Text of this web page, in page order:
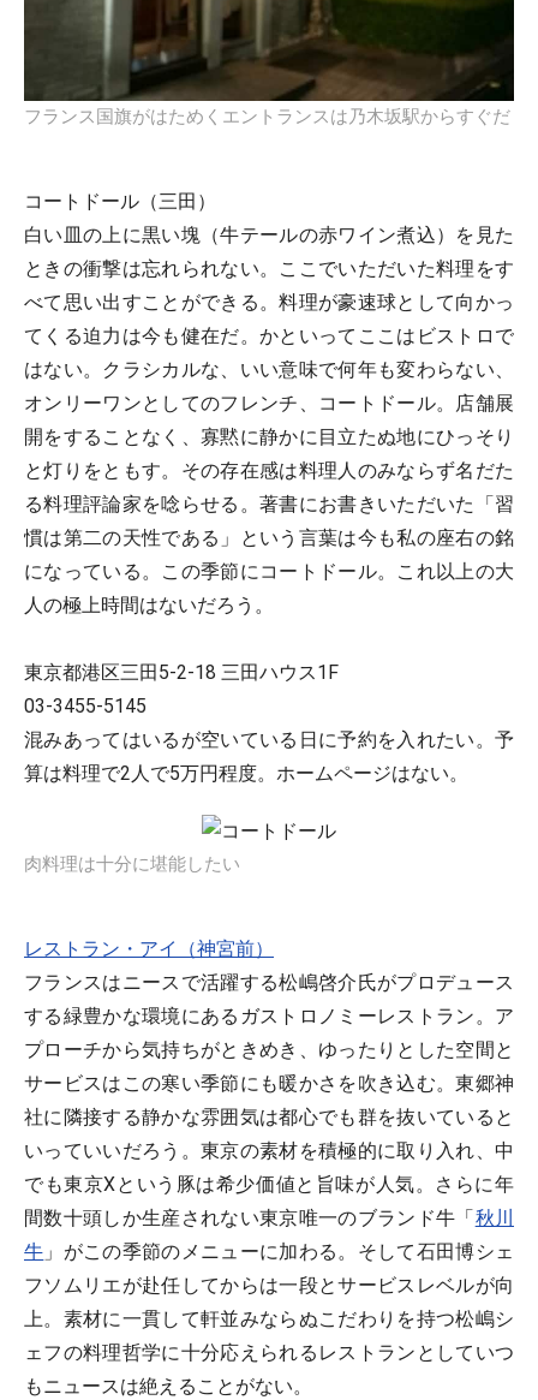
フランス国旗がはためくエントランスは乃木坂駅からすぐだ
コートドール（三田）
白い皿の上に黒い塊（牛テールの赤ワイン煮込）を見た
ときの衝撃は忘れられない。ここでいただいた料理をす
べて思い出すことができる。料理が豪速球として向かっ
てくる迫力は今も健在だ。かといってここはビストロで
はない。クラシカルな、いい意味で何年も変わらない、
オンリーワンとしてのフレンチ、コートドール。店舗展
開をすることなく、寡黙に静かに目立たぬ地にひっそり
と灯りをともす。その存在感は料理人のみならず名だた
る料理評論家を唸らせる。著書にお書きいただいた「習
慣は第二の天性である」という言葉は今も私の座右の銘
になっている。この季節にコートドール。これ以上の大
人の極上時間はないだろう。
東京都港区三田5-2-18 三田ハウス1F
03-3455-5145
混みあってはいるが空いている日に予約を入れたい。予
算は料理で2人で5万円程度。ホームページはない。
肉料理は十分に堪能したい
レストラン・アイ（神宮前）
フランスはニースで活躍する松嶋啓介氏がプロデュース
する緑豊かな環境にあるガストロノミーレストラン。ア
プローチから気持ちがときめき、ゆったりとした空間と
サービスはこの寒い季節にも暖かさを吹き込む。東郷神
社に隣接する静かな雰囲気は都心でも群を抜いていると
いっていいだろう。東京の素材を積極的に取り入れ、中
でも東京Xという豚は希少価値と旨味が人気。さらに年
間数十頭しか生産されない東京唯一のブランド牛「 秋川
牛 」がこの季節のメニューに加わる。そして石田博シェ
フソムリエが赴任してからは一段とサービスレベルが向
上。素材に一貫して軒並みならぬこだわりを持つ松嶋シ
ェフの料理哲学に十分応えられるレストランとしていつ
もニュースは絶えることがない。